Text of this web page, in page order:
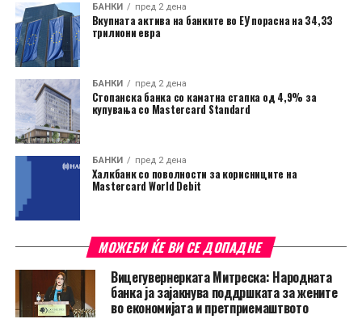
БАНКИ пред 2 дена
Вкупната актива на банките во ЕУ порасна на 34,33
трилиони евра
БАНКИ пред 2 дена
Стопанска банка со каматна стапка од 4,9% за
купувања со Mastercard Standard
БАНКИ пред 2 дена
Халкбанк со поволности за корисниците на
Mastercard World Debit
МОЖЕБИ ЌЕ ВИ СЕ ДОПАДНЕ
Вицегувернерката Митреска: Народната
банка ја зајакнува поддршката за жените
во економијата и претприемаштвото